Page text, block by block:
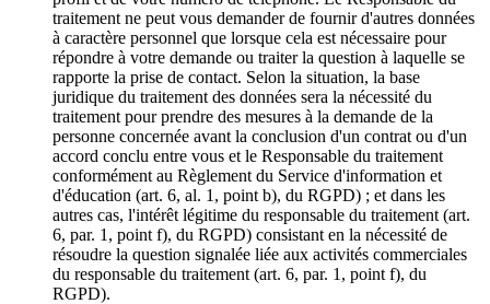
traitement ne peut vous demander de fournir d'autres données
à caractère personnel que lorsque cela est nécessaire pour
répondre à votre demande ou traiter la question à laquelle se
rapporte la prise de contact. Selon la situation, la base
juridique du traitement des données sera la nécessité du
traitement pour prendre des mesures à la demande de la
personne concernée avant la conclusion d'un contrat ou d'un
accord conclu entre vous et le Responsable du traitement
conformément au Règlement du Service d'information et
d'éducation (art. 6, al. 1, point b), du RGPD) ; et dans les
autres cas, l'intérêt légitime du responsable du traitement (art.
6, par. 1, point f), du RGPD) consistant en la nécessité de
résoudre la question signalée liée aux activités commerciales
du responsable du traitement (art. 6, par. 1, point f), du
RGPD).